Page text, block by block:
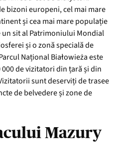
bizoni europeni, cel mai mare
și cea mai mare populație
sit al Patrimoniului Mondial
și o zonă specială de
Național Białowieża este
de vizitatori din țară și din
sunt deserviți de trasee
de belvedere și zone de
Mazury